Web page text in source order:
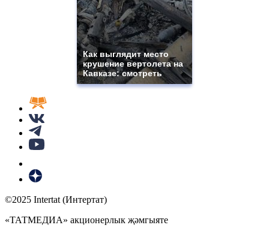
Как выглядит место
крушение вертолета на
Кавказе: смотреть
©2025 Intertat (Интертат)
«ТАТМЕДИА» акционерлык җәмгыяте